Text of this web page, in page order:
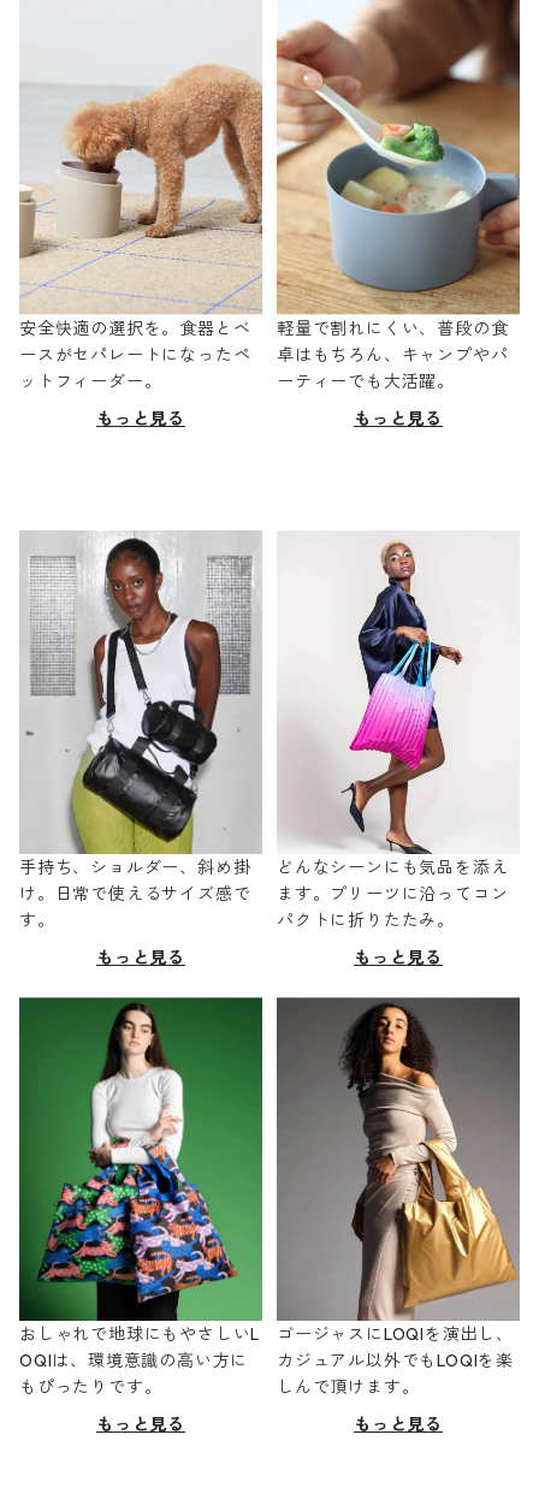
安全快適の選択を。食器とベ
ースがセパレートになったペ
ットフィーダー。
もっと見る
軽量で割れにくい、普段の食
卓はもちろん、キャンプやパ
ーティーでも大活躍。
もっと見る
手持ち、ショルダー、斜め掛
け。日常で使えるサイズ感で
す。
もっと見る
どんなシーンにも気品を添え
ます。プリーツに沿ってコン
パクトに折りたたみ。
もっと見る
おしゃれで地球にもやさしいL
OQIは、環境意識の高い方に
もぴったりです。
もっと見る
ゴージャスにLOQIを演出し、
カジュアル以外でもLOQIを楽
しんで頂けます。
もっと見る